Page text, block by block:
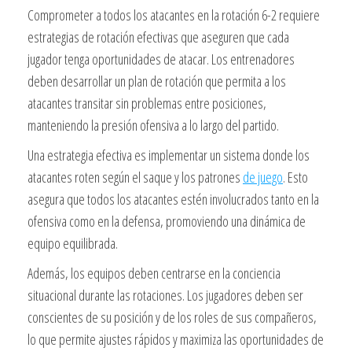
Comprometer a todos los atacantes en la rotación 6-2 requiere
estrategias de rotación efectivas que aseguren que cada
jugador tenga oportunidades de atacar. Los entrenadores
deben desarrollar un plan de rotación que permita a los
atacantes transitar sin problemas entre posiciones,
manteniendo la presión ofensiva a lo largo del partido.
Una estrategia efectiva es implementar un sistema donde los
atacantes roten según el saque y los patrones de juego. Esto
asegura que todos los atacantes estén involucrados tanto en la
ofensiva como en la defensa, promoviendo una dinámica de
equipo equilibrada.
Además, los equipos deben centrarse en la conciencia
situacional durante las rotaciones. Los jugadores deben ser
conscientes de su posición y de los roles de sus compañeros,
lo que permite ajustes rápidos y maximiza las oportunidades de